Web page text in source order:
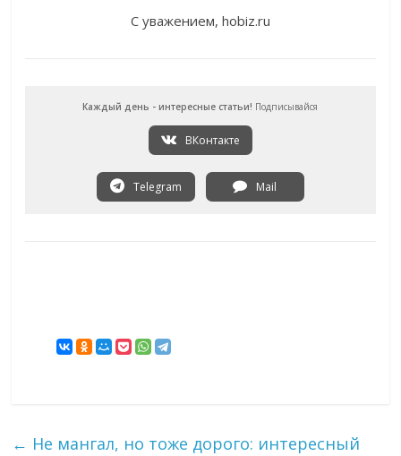
С уважением, hobiz.ru
Каждый день - интересные статьи! Подписывайся
ВКонтакте
Telegram Mail
← Не мангал, но тоже дорого: интересный